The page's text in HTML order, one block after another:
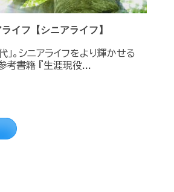
イフ【シニアライフ】
」。シニアライフをより輝かせる
考書籍 『生涯現役...